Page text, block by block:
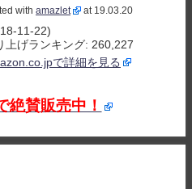
with amazlet at 19.03.20
11-22)
上げランキング: 260,227
で詳細を見る
絶賛販売中！